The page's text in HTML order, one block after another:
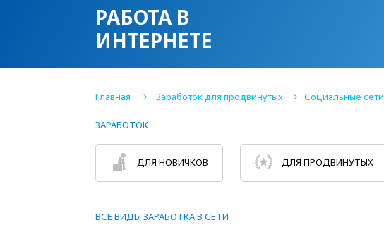
РАБОТА В
ИНТЕРНЕТЕ
Главная Заработок для продвинутых Социальные сети
ЗАРАБОТОК
ДЛЯ НОВИЧКОВ ДЛЯ ПРОДВИНУТЫХ
ВСЕ ВИДЫ ЗАРАБОТКА В СЕТИ